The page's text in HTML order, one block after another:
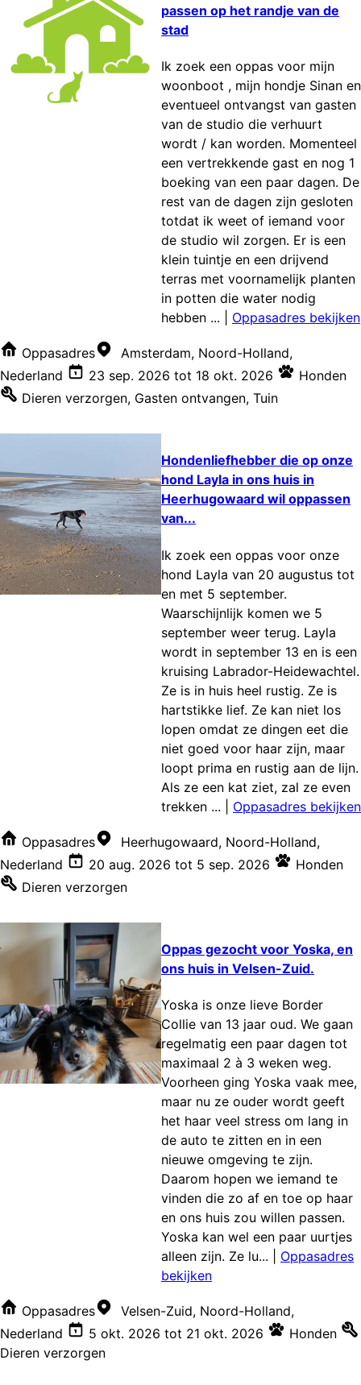
passen op het randje van de
stad
Ik zoek een oppas voor mijn
woonboot , mijn hondje Sinan en
eventueel ontvangst van gasten
van de studio die verhuurt
wordt / kan worden. Momenteel
een vertrekkende gast en nog 1
boeking van een paar dagen. De
rest van de dagen zijn gesloten
totdat ik weet of iemand voor
de studio wil zorgen. Er is een
klein tuintje en een drijvend
terras met voornamelijk planten
in potten die water nodig
hebben ...
Oppasadres bekijken
Oppasadres
Amsterdam, Noord-Holland,
Nederland
23 sep. 2026 tot 18 okt. 2026
Honden
Dieren verzorgen, Gasten ontvangen, Tuin
Hondenliefhebber die op onze
hond Layla in ons huis in
Heerhugowaard wil oppassen
van...
Ik zoek een oppas voor onze
hond Layla van 20 augustus tot
en met 5 september.
Waarschijnlijk komen we 5
september weer terug. Layla
wordt in september 13 en is een
kruising Labrador-Heidewachtel.
Ze is in huis heel rustig. Ze is
hartstikke lief. Ze kan niet los
lopen omdat ze dingen eet die
niet goed voor haar zijn, maar
loopt prima en rustig aan de lijn.
Als ze een kat ziet, zal ze even
trekken ...
Oppasadres bekijken
Oppasadres
Heerhugowaard, Noord-Holland,
Nederland
20 aug. 2026 tot 5 sep. 2026
Honden
Dieren verzorgen
Oppas gezocht voor Yoska, en
ons huis in Velsen-Zuid.
Yoska is onze lieve Border
Collie van 13 jaar oud. We gaan
regelmatig een paar dagen tot
maximaal 2 à 3 weken weg.
Voorheen ging Yoska vaak mee,
maar nu ze ouder wordt geeft
het haar veel stress om lang in
de auto te zitten en in een
nieuwe omgeving te zijn.
Daarom hopen we iemand te
vinden die zo af en toe op haar
en ons huis zou willen passen.
Yoska kan wel een paar uurtjes
alleen zijn. Ze lu...
Oppasadres
bekijken
Oppasadres
Velsen-Zuid, Noord-Holland,
Nederland
5 okt. 2026 tot 21 okt. 2026
Honden
Dieren verzorgen